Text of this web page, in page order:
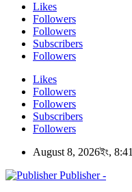
Likes
Followers
Followers
Subscribers
Followers
Likes
Followers
Followers
Subscribers
Followers
August 8, 2026ইং,
Publisher -